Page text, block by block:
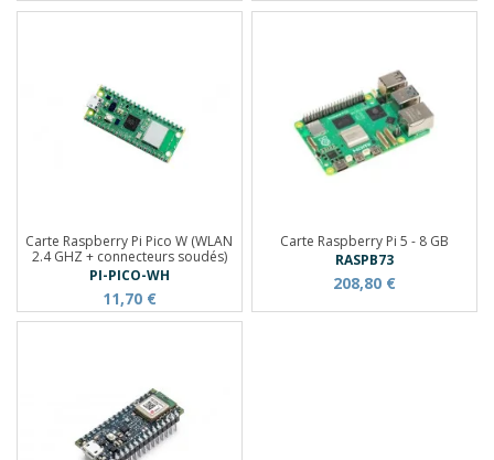
Carte Raspberry Pi Pico W (WLAN
2.4 GHZ + connecteurs soudés)
PI-PICO-WH
11,70 €
Carte Raspberry Pi 5 - 8 GB
RASPB73
208,80 €